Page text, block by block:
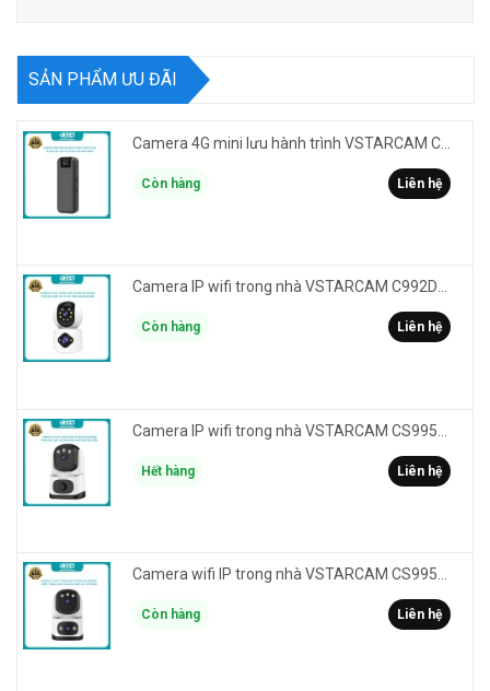
SẢN PHẨM ƯU ĐÃI
Còn hàng Liên hệ
Camera IP wifi trong nhà VSTARCAM C992DR phân giải HD 2MP 2 màn hình - báo động, đàm thoại, có màu
Còn hàng Liên hệ
Hết hàng Liên hệ
Camera wifi IP trong nhà VSTARCAM CS995DR xem 2 màn hình 6MP FullHD - báo động, đàm thoại, màu ban đêm
Còn hàng Liên hệ